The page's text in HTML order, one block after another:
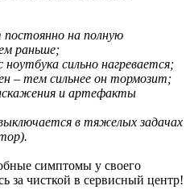
постоянно на полную
раньше;
сильно нагревается;
– тем сильнее он тормозит;
и артефакты
в тяжелых задачах
симптомы у своего
за чисткой в сервисный центр!